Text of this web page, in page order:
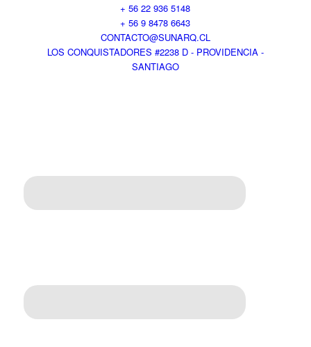
+ 56 22 936 5148
+ 56 9 8478 6643
CONTACTO@SUNARQ.CL
LOS CONQUISTADORES #2238 D - PROVIDENCIA -
SANTIAGO